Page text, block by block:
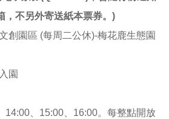
，不另外寄送紙本票券。)
創園區 (每周二公休)-梅花鹿生態園
園
14:00、15:00、16:00。每整點開放